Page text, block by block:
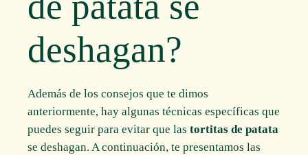
deshagan?
Además de los consejos que te dimos
anteriormente, hay algunas técnicas específicas que
puedes seguir para evitar que lastortitas de patata
se deshagan. A continuación, te presentamos las